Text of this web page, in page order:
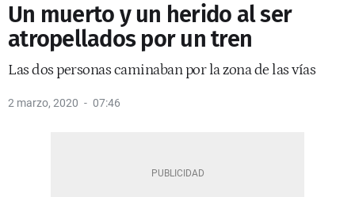
Un muerto y un herido al ser
atropellados por un tren
Las dos personas caminaban por la zona de las vías
2 marzo, 2020 07:46